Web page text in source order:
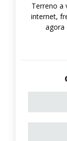
Terreno a
internet,
agora